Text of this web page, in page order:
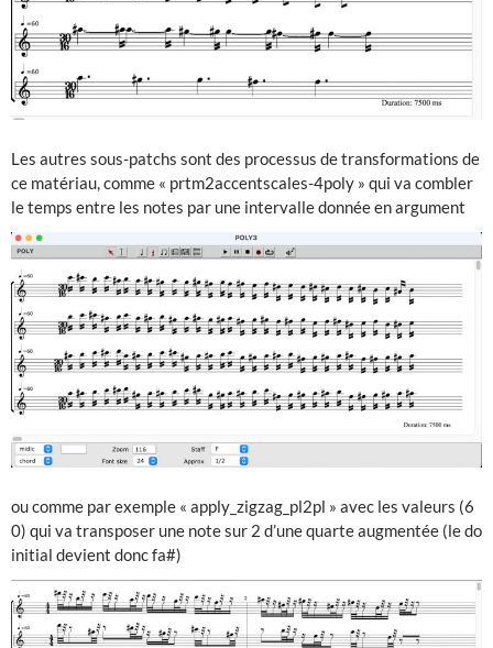
Les autres sous-patchs sont des processus de transformations de
ce matériau, comme « prtm2accentscales-4poly » qui va combler
le temps entre les notes par une intervalle donnée en argument
ou comme par exemple « apply_zigzag_pl2pl » avec les valeurs (6
0) qui va transposer une note sur 2 d’une quarte augmentée (le do
initial devient donc fa#)